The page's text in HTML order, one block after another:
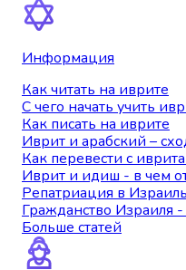
Информация
Как читать на иврите
С чего начать учить
Как писать на иврите
Иврит и арабский –
Как перевести с
Иврит и идиш - в чем
Репатриация в Израиль
Гражданство Израиля
Больше статей